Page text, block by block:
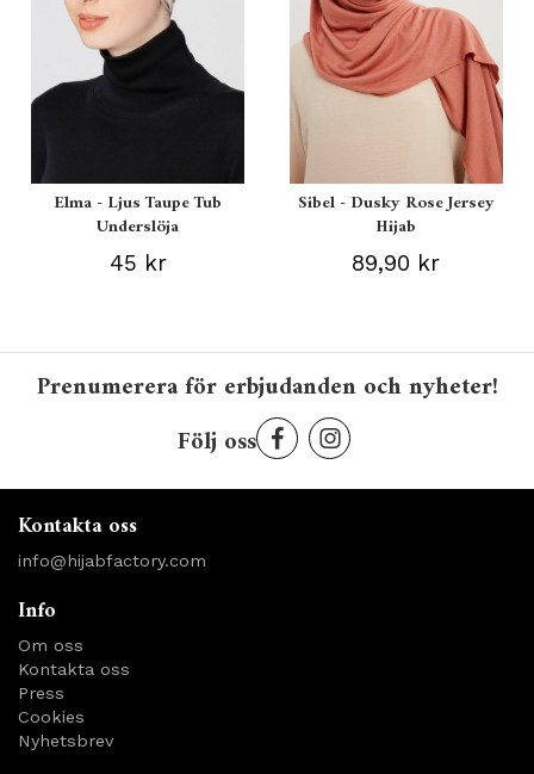
Elma - Ljus Taupe Tub
Underslöja
45 kr
Sibel - Dusky Rose Jersey
Hijab
89,90 kr
Prenumerera för erbjudanden och nyheter!
Följ oss
Kontakta oss
info@hijabfactory.com
Info
Om oss
Kontakta oss
Press
Cookies
Nyhetsbrev